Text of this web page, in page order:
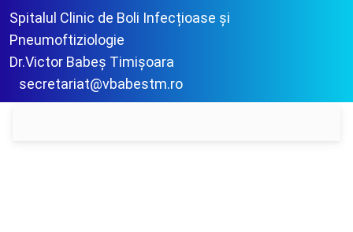
Spitalul Clinic de Boli Infecțioase și
Pneumoftiziologie
Dr.Victor Babeș Timișoara
secretariat@vbabestm.ro